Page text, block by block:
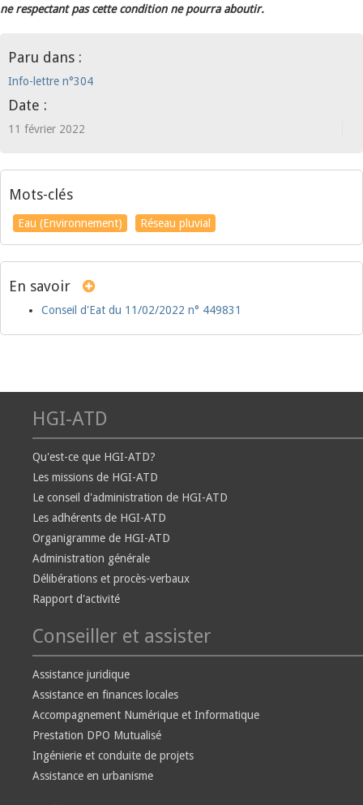
ne respectant pas cette condition ne pourra aboutir.
Paru dans :
Info-lettre n°304
Date :
11 février 2022
Mots-clés
Eau (Environnement) Réseau pluvial
En savoir
Conseil d'Eat du 11/02/2022 n° 449831
HGI-ATD
Qu'est-ce que HGI-ATD?
Les missions de HGI-ATD
Le conseil d'administration de HGI-ATD
Les adhérents de HGI-ATD
Organigramme de HGI-ATD
Administration générale
Délibérations et procès-verbaux
Rapport d'activité
Conseiller et assister
Assistance juridique
Assistance en finances locales
Accompagnement Numérique et Informatique
Prestation DPO Mutualisé
Ingénierie et conduite de projets
Assistance en urbanisme